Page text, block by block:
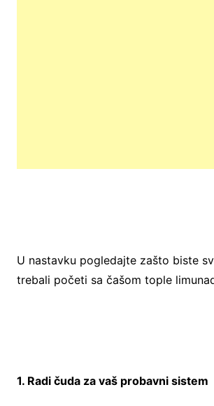
U nastavku pogledajte zašto biste
trebali početi sa čašom tople
1. Radi čuda za vaš probavni sistem